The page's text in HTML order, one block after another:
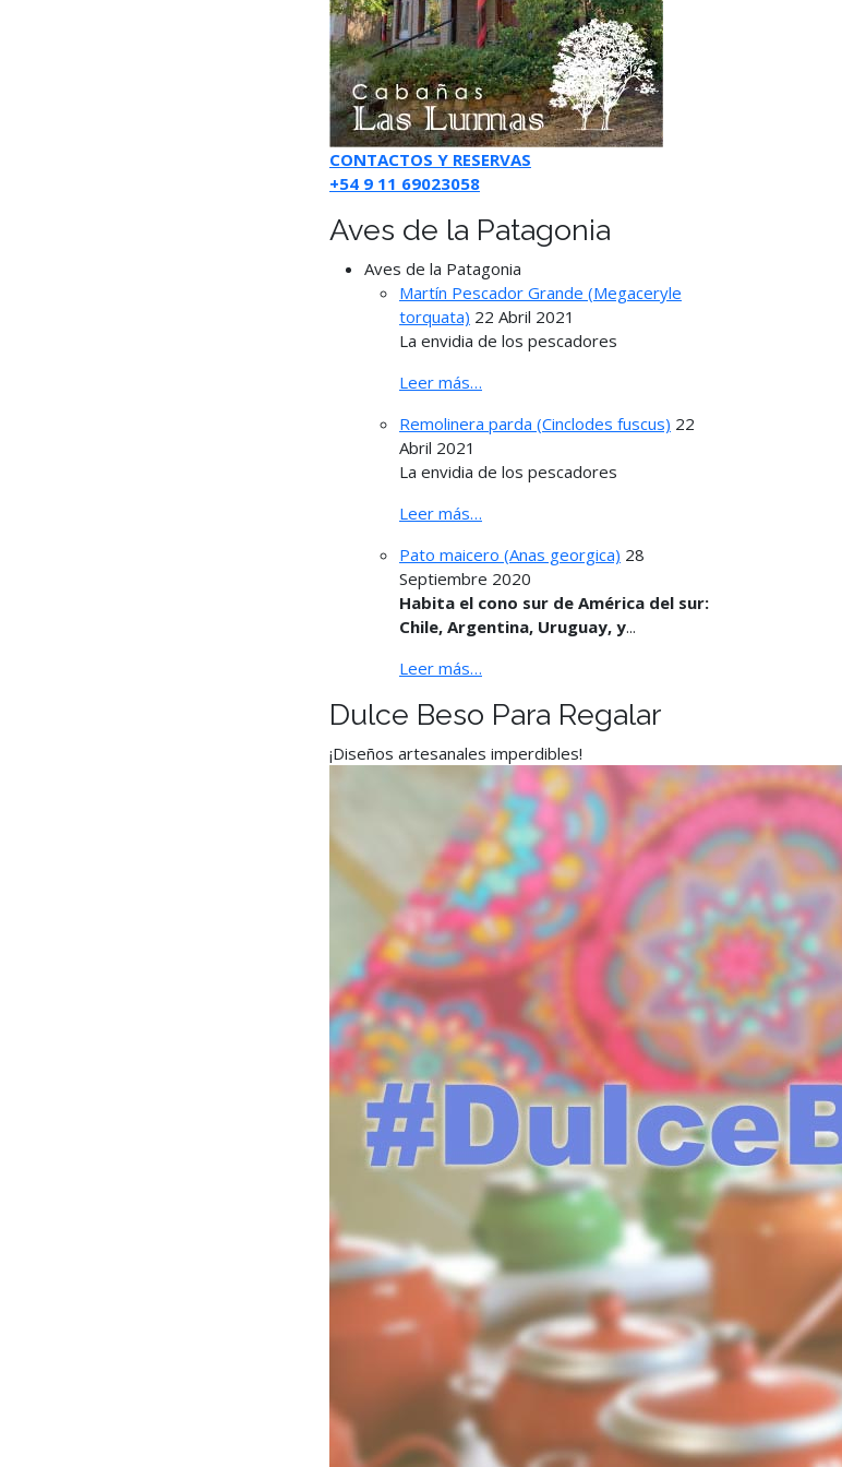
CONTACTOS Y RESERVAS
+54 9 11 69023058
Aves de la Patagonia
Aves de la Patagonia
Martín Pescador Grande (Megaceryle
torquata) 22 Abril 2021
La envidia de los pescadores
Leer más…
Remolinera parda (Cinclodes fuscus) 22
Abril 2021
La envidia de los pescadores
Leer más…
Pato maicero (Anas georgica) 28
Septiembre 2020
Habita el cono sur de América del sur:
Chile, Argentina, Uruguay, y...
Leer más…
Dulce Beso Para Regalar
¡Diseños artesanales imperdibles!